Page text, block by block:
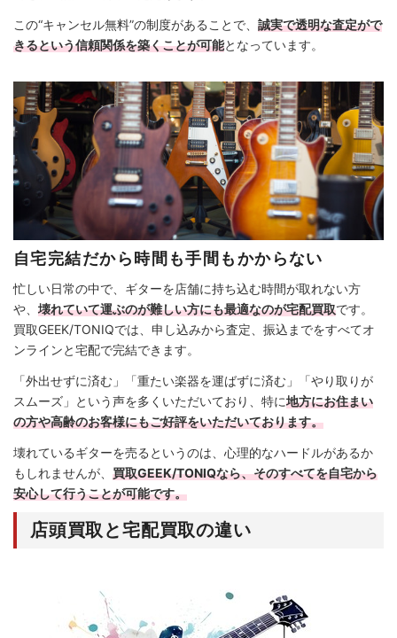
この“キャンセル無料”の制度があることで、 誠実で透明な査定がで
きるという信頼関係を築くことが可能となっています。
自宅完結だから時間も手間もかからない
忙しい日常の中で、ギターを店舗に持ち込む時間が取れない方
や、 壊れていて運ぶのが難しい方にも最適なのが宅配買取です。
買取GEEK/TONIQでは、申し込みから査定、振込までをすべてオ
ンラインと宅配で完結できます。
「外出せずに済む」「重たい楽器を運ばずに済む」「やり取りが
スムーズ」という声を多くいただいており、特に地方にお住まい
の方や高齢のお客様にもご好評をいただいております。
壊れているギターを売るというのは、心理的なハードルがあるか
もしれませんが、 買取GEEK/TONIQなら、そのすべてを自宅から
安心して行うことが可能です。
店頭買取と宅配買取の違い